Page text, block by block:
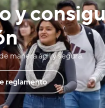
y
manera ágil y segura.
reglamento